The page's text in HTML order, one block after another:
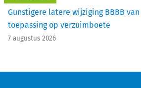
Gunstigere latere wijziging BBBB van
toepassing op verzuimboete
7 augustus 2026